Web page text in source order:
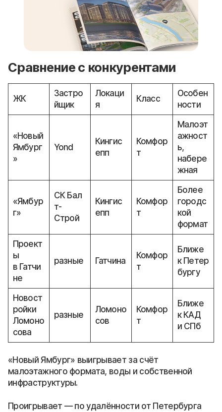
Сравнение с конкурентами
ЖК
Застро
йщик
Локаци
я
Класс
Особен
ности
«Новый
Ямбург
»
Yond
Кингис
епп
Комфор
т
Малоэт
ажност
ь,
набере
жная
«Ямбур
г»
СК Бал
т-
Строй
Кингис
епп
Комфор
т
Более
городс
кой
формат
Проект
ы
в Гатчи
не
разные Гатчина
Комфор
т
Ближе
к Петер
бургу
Новост
ройки
Ломоно
сова
разные
Ломоно
сов
Комфор
т
Ближе
к КАД
и СПб
«Новый Ямбург» выигрывает за счёт
малоэтажного формата, воды и собственной
инфраструктуры.
Проигрывает — по удалённости от Петербурга